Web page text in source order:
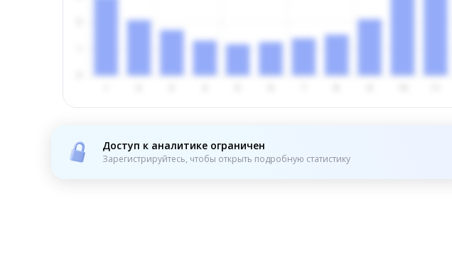
Доступ к аналитике ограничен
Зарегистрируйтесь, чтобы открыть подробную статистику